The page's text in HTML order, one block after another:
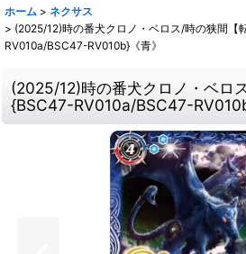
ホーム > ネクサス
> (2025/12)時の番犬クロノ・ベロス/時の狭間【
RV010a/BSC47-RV010b}《青》
(2025/12)時の番犬クロノ・ベロ
{BSC47-RV010a/BSC47-